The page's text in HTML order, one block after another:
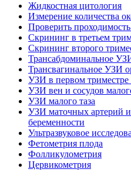
Жидкостная цитология
Измерение количества
Проверить
Скрининг в третьем
Скрининг второго
Трансабдоминальное
Трансвагинальное УЗИ
УЗИ в первом триместре
УЗИ вен и сосудов
УЗИ малого таза
УЗИ маточных артерий и
беременности
Ультразвуковое
Фетометрия плода
Фолликулометрия
Цервикометрия